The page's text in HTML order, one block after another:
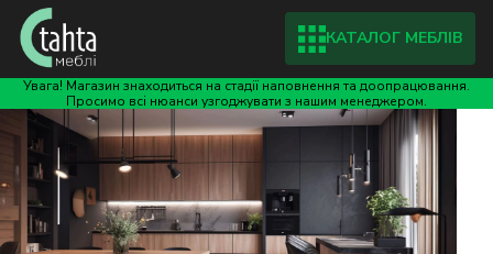
Увага! Магазин знаходиться на стадії наповнення та доопрацювання.
Просимо всі нюанси узгоджувати з нашим менеджером.
КАТАЛОГ МЕБЛІВ